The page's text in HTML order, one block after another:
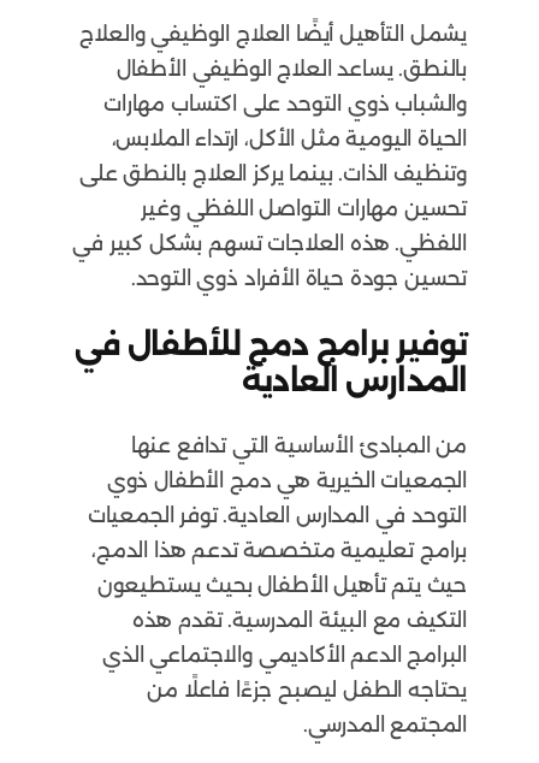
يشمل التأهيل أيضًا العلاج الوظيفي والعلاج
بالنطق. يساعد العلاج الوظيفي الأطفال
والشباب ذوي التوحد على اكتساب مهارات
الحياة اليومية مثل الأكل، ارتداء الملابس،
وتنظيف الذات. بينما يركز العلاج بالنطق على
تحسين مهارات التواصل اللفظي وغير
اللفظي. هذه العلاجات تسهم بشكل كبير في
تحسين جودة حياة الأفراد ذوي التوحد.
توفير برامج دمج للأطفال في
المدارس العادية
من المبادئ الأساسية التي تدافع عنها
الجمعيات الخيرية هي دمج الأطفال ذوي
التوحد في المدارس العادية. توفر الجمعيات
برامج تعليمية متخصصة تدعم هذا الدمج،
حيث يتم تأهيل الأطفال بحيث يستطيعون
التكيف مع البيئة المدرسية. تقدم هذه
البرامج الدعم الأكاديمي والاجتماعي الذي
يحتاجه الطفل ليصبح جزءًا فاعلًا من
المجتمع المدرسي.